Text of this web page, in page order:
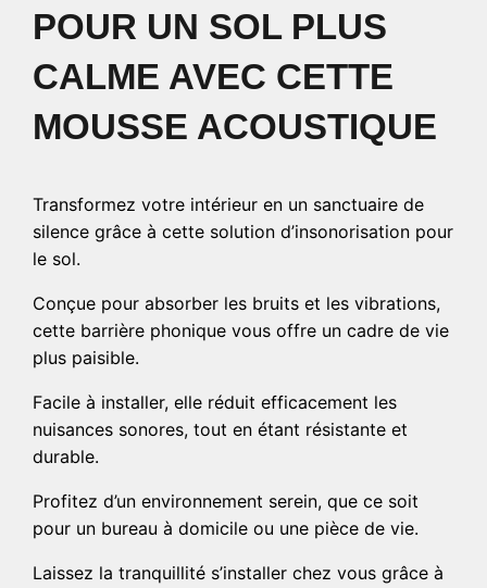
POUR UN SOL PLUS
CALME AVEC CETTE
MOUSSE ACOUSTIQUE
Transformez votre intérieur en un sanctuaire de
silence grâce à cette solution d’insonorisation pour
le sol.
Conçue pour absorber les bruits et les vibrations,
cette barrière phonique vous offre un cadre de vie
plus paisible.
Facile à installer, elle réduit efficacement les
nuisances sonores, tout en étant résistante et
durable.
Profitez d’un environnement serein, que ce soit
pour un bureau à domicile ou une pièce de vie.
Laissez la tranquillité s’installer chez vous grâce à